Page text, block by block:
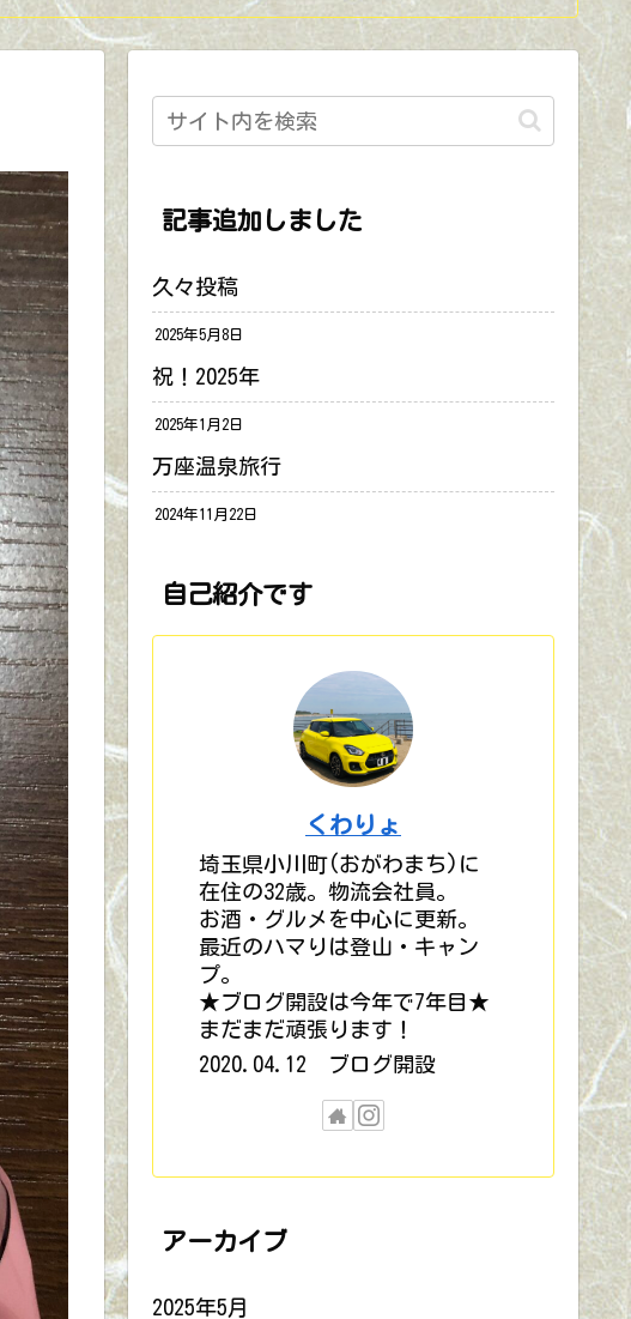
記事追加しました
久々投稿
2025年5月8日
祝！2025年
2025年1月2日
万座温泉旅行
2024年11月22日
自己紹介です
くわりょ
埼玉県小川町(おがわまち)に
在住の32歳。物流会社員。
お酒・グルメを中心に更新。
最近のハマりは登山・キャン
プ。
★ブログ開設は今年で7年目★
まだまだ頑張ります！
2020.04.12 ブログ開設
アーカイブ
2025年5月